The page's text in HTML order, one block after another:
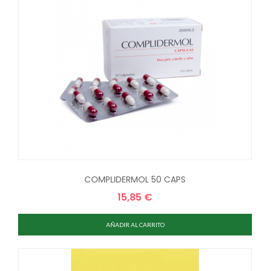
COMPLIDERMOL 50 CAPS
Precio
15,85 €
AÑADIR AL CARRITO